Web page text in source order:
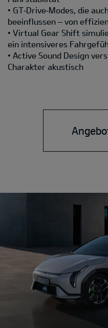
• GT‑Drive‑Modes, die
beeinflussen – von
• Virtual Gear Shift
ein intensiveres
• Active Sound Design
Charakter akustisch